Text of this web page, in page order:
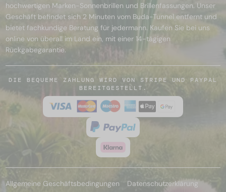
hochwertigen Marken-Sonnenbrillen und Brillenfassungen. Unser
Geschäft befindet sich 2 Minuten vom Buda-Tunnel entfernt und
bietet fachkundige Beratung für jedermann. Kaufen Sie bei uns
online von überall im Land ein, mit einer 14-tägigen
Rückgabegarantie.
DIE BEQUEME ZAHLUNG WIRD VON STRIPE UND PAYPAL
BEREITGESTELLT.
Allgemeine Geschäftsbedingungen
Datenschutzerklärung